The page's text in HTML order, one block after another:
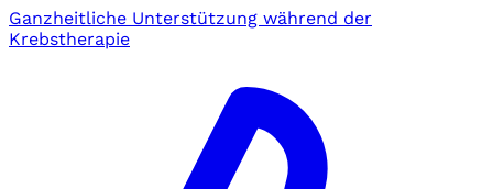
Ganzheitliche Unterstützung während der
Krebstherapie